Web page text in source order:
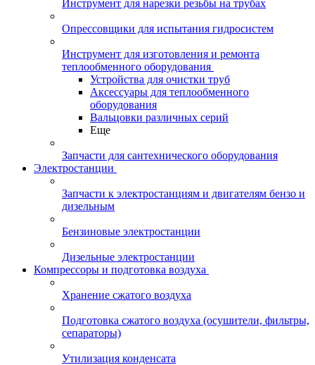
Инструмент для нарезки резьбы на трубах
Опрессовщики для испытания гидросистем
Инструмент для изготовления и ремонта
теплообменного оборудования
Устройства для очистки труб
Аксессуары для теплообменного
оборудования
Вальцовки различных серий
Еще
Запчасти для сантехнического оборудования
Электростанции
Запчасти к электростанциям и двигателям бензо и
дизельным
Бензиновые электростанции
Дизельные электростанции
Компрессоры и подготовка воздуха
Хранение сжатого воздуха
Подготовка сжатого воздуха (осушители, фильтры,
сепараторы)
Утилизация конденсата